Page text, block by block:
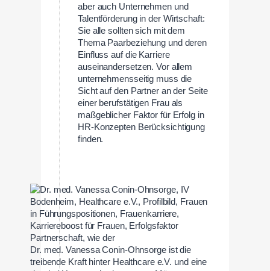
aber auch Unternehmen und
Talentförderung in der Wirtschaft:
Sie alle sollten sich mit dem
Thema Paarbeziehung und deren
Einfluss auf die Karriere
auseinandersetzen. Vor allem
unternehmensseitig muss die
Sicht auf den Partner an der Seite
einer berufstätigen Frau als
maßgeblicher Faktor für Erfolg in
HR-Konzepten Berücksichtigung
finden.
Dr. med. Vanessa Conin-Ohnsorge ist die
treibende Kraft hinter Healthcare e.V. und eine